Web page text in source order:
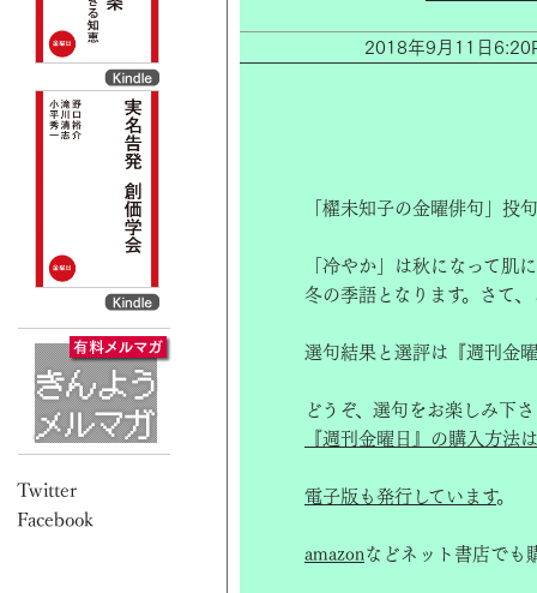
2018年9月11日
「櫂未知子の金曜俳句」投
「冷やか」は秋になって肌
冬の季語となります。さて
選句結果と選評は『週刊金
どうぞ、選句をお楽しみ下
『週刊金曜日』の購入方法
電子版も発行しています。
amazonなどネット書店でも